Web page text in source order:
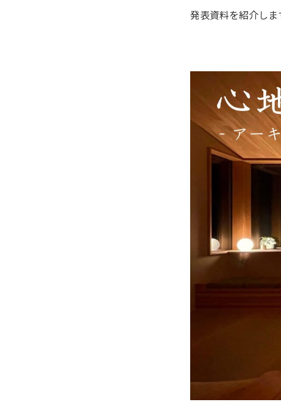
発表資料を紹介しま